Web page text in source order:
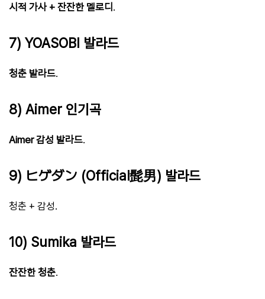
시적 가사 + 잔잔한 멜로디 .
7) YOASOBI 발라드
청춘 발라드.
8) Aimer 인기곡
Aimer 감성 발라드.
9) ヒゲダン (Official髭男) 발라드
청춘 + 감성.
10) Sumika 발라드
잔잔한 청춘.